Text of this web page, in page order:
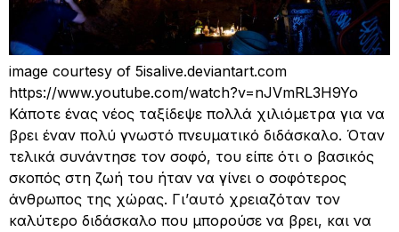
image courtesy of 5isalive.deviantart.com
https://www.youtube.com/watch?v=nJVmRL3H9Yo
Κάποτε ένας νέος ταξίδεψε πολλά χιλιόμετρα για να
βρει έναν πολύ γνωστό πνευματικό διδάσκαλο. Όταν
τελικά συνάντησε τον σοφό, του είπε ότι ο βασικός
σκοπός στη ζωή του ήταν να γίνει ο σοφότερος
άνθρωπος της χώρας. Γι’αυτό χρειαζόταν τον
καλύτερο διδάσκαλο που μπορούσε να βρει, και να